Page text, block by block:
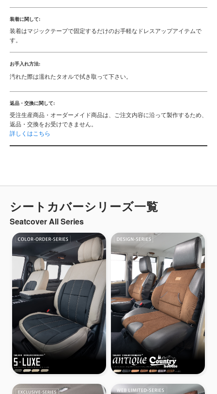
装着に関して:
装着はマジックテープで固定するだけのお手軽なドレスアップアイテムで
す。
お手入れ方法:
汚れた際は濡れたタオルで拭き取って下さい。
返品・交換に関して:
受注生産商品・オーダーメイド商品は、ご注文内容に沿って製作するため、
返品・交換をお受けできません。
詳しくはこちら
シートカバーシリーズ一覧
Seatcover All Series